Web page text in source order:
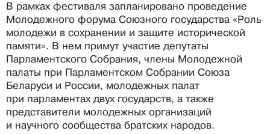
В рамках фестиваля запланировано проведение
Молодежного форума Союзного государства «Роль
молодежи в сохранении и защите исторической
памяти». В нем примут участие депутаты
Парламентского Собрания, члены Молодежной
палаты при Парламентском Собрании Союза
Беларуси и России, молодежных палат
при парламентах двух государств, а также
представители молодежных организаций
и научного сообщества братских народов.